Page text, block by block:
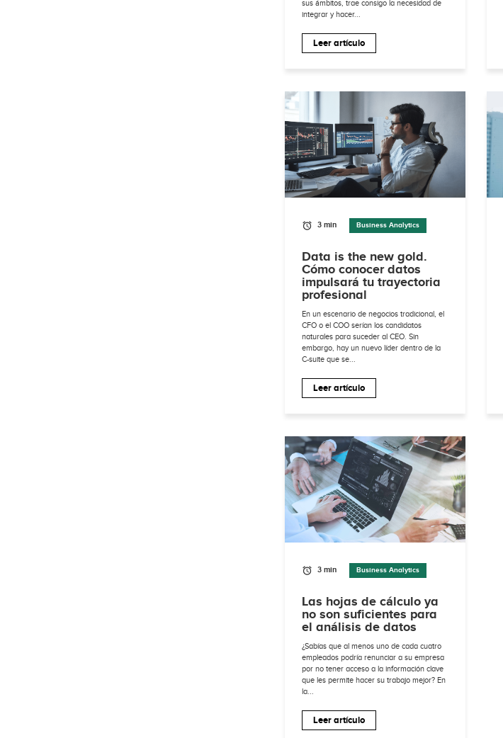
sus ámbitos, trae consigo la necesidad de
integrar y hacer...
Leer artículo
3 min Business Analytics
Data is the new gold.
Cómo conocer datos
impulsará tu trayectoria
profesional
En un escenario de negocios tradicional, el
CFO o el COO serían los candidatos
naturales para suceder al CEO. Sin
embargo, hay un nuevo líder dentro de la
C-suite que se...
Leer artículo
3 min Business Analytics
Las hojas de cálculo ya
no son suficientes para
el análisis de datos
¿Sabías que al menos uno de cada cuatro
empleados podría renunciar a su empresa
por no tener acceso a la información clave
que les permite hacer su trabajo mejor? En
la...
Leer artículo